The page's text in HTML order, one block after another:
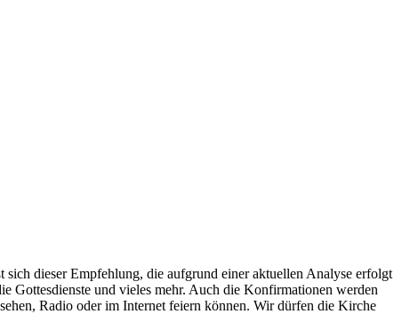
dieser Empfehlung, die aufgrund einer aktuellen Analyse erfolgt
Gottesdienste und vieles mehr. Auch die Konfirmationen werden
Radio oder im Internet feiern können. Wir dürfen die Kirche